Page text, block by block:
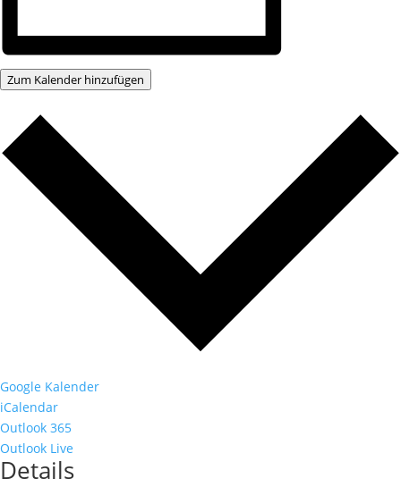
Zum Kalender hinzufügen
Google Kalender
iCalendar
Outlook 365
Outlook Live
Details